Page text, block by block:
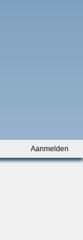
Aanmelden